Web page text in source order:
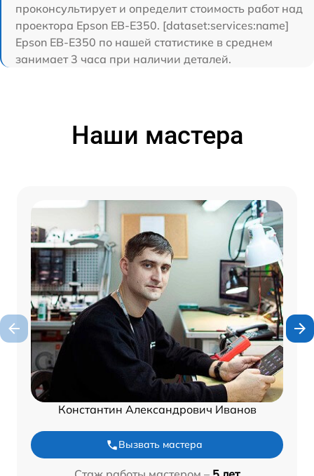
проконсультирует и определит стоимость работ над
проектора Epson EB-E350. [dataset:services:name]
Epson EB-E350 по нашей статистике в среднем
занимает 3 часа при наличии деталей.
Наши мастера
Константин Александрович Иванов
Вызвать мастера